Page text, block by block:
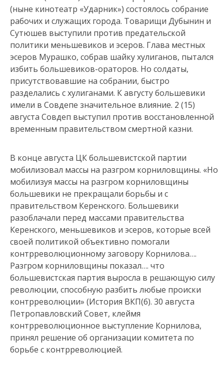
(ныне кинотеатр «Ударник») состоялось собрание
рабочих и служащих города. Товарищи Дубынин и
Сутюшев выступили против предательской
политики меньшевиков и эсеров. Глава местных
эсеров Мурашко, собрав шайку хулиганов, пытался
избить большевиков-ораторов. Но солдаты,
присутствовавшие на собрании, быстро
разделались с хулиганами. К августу большевики
имели в Совдепе значительное влияние. 2 (15)
августа Совдеп выступил против восстановленной
временным правительством смертной казни.
В конце августа ЦК большевистской партии
мобилизовал массы на разгром корниловщины. «Но
мобилизуя массы на разгром корниловщины
большевики не прекращали борьбы и с
правительством Керенского. Большевики
разоблачали перед массами правительства
Керенского, меньшевиков и эсеров, которые всей
своей политикой объективно помогали
контрреволюционному заговору Корнилова….
Разгром корниловщины показал…. что
большевистская партия выросла в решающую силу
революции, способную разбить любые происки
контрреволюции» (История ВКП(б). 30 августа
Петропавловский Совет, клеймя
контрреволюционное выступление Корнилова,
принял решение об организации комитета по
борьбе с контрреволюцией.